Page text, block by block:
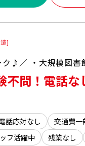
]
不問！電話
話応対なし 交通費一
フ活躍中 残業なし